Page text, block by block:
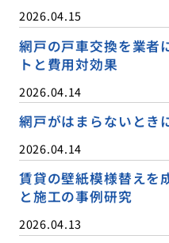
2026.04.15
網戸の戸車交換を業者
トと費用対効果
2026.04.14
網戸がはまらないとき
2026.04.14
賃貸の壁紙模様替えを
と施工の事例研究
2026.04.13